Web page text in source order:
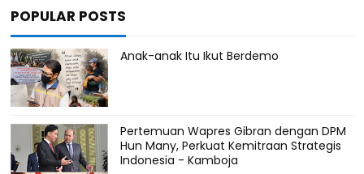
POPULAR POSTS
Anak-anak Itu Ikut Berdemo
Pertemuan Wapres Gibran dengan DPM
Hun Many, Perkuat Kemitraan Strategis
Indonesia - Kamboja